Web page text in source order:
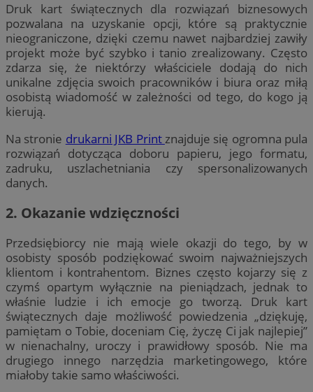
Druk kart świątecznych dla rozwiązań biznesowych
pozwalana na uzyskanie opcji, które są praktycznie
nieograniczone, dzięki czemu nawet najbardziej zawiły
projekt może być szybko i tanio zrealizowany. Często
zdarza się, że niektórzy właściciele dodają do nich
unikalne zdjęcia swoich pracowników i biura oraz miłą
osobistą wiadomość w zależności od tego, do kogo ją
kierują.
Na stronie drukarni JKB Print znajduje się ogromna pula
rozwiązań dotycząca doboru papieru, jego formatu,
zadruku, uszlachetniania czy spersonalizowanych
danych.
2. Okazanie wdzięczności
Przedsiębiorcy nie mają wiele okazji do tego, by w
osobisty sposób podziękować swoim najważniejszych
klientom i kontrahentom. Biznes często kojarzy się z
czymś opartym wyłącznie na pieniądzach, jednak to
właśnie ludzie i ich emocje go tworzą. Druk kart
świątecznych daje możliwość powiedzenia „dziękuję,
pamiętam o Tobie, doceniam Cię, życzę Ci jak najlepiej”
w nienachalny, uroczy i prawidłowy sposób. Nie ma
drugiego innego narzędzia marketingowego, które
miałoby takie samo właściwości.